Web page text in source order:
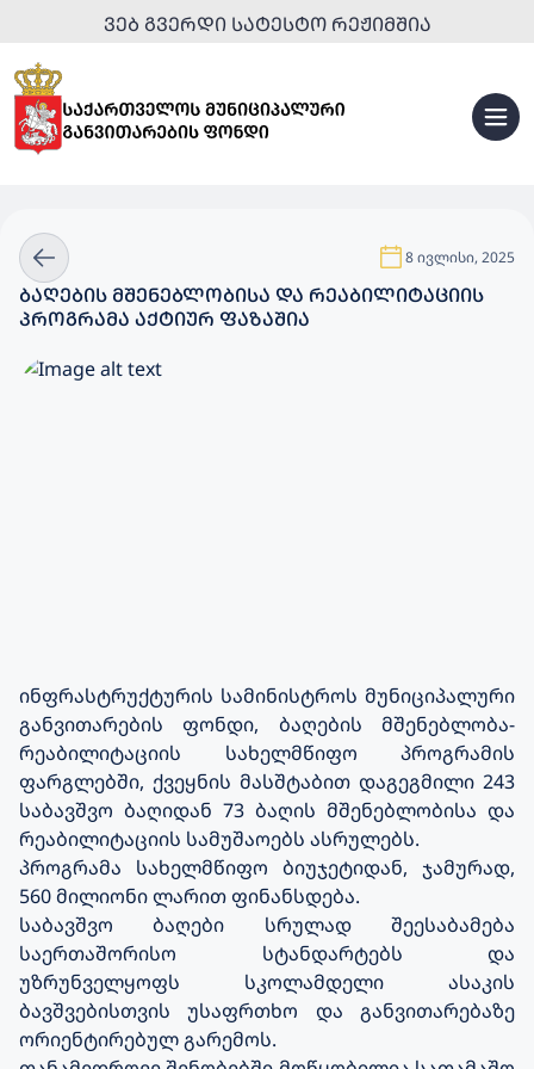
ᲕᲔᲑ ᲒᲕᲔᲠᲓᲘ ᲡᲐᲢᲔᲡᲢᲝ ᲠᲔᲟᲘᲛᲨᲘᲐ
8 ივლისი, 2025
ᲑᲐᲦᲔᲑᲘᲡ ᲛᲨᲔᲜᲔᲑᲚᲝᲑᲘᲡᲐ ᲓᲐ ᲠᲔᲐᲑᲘᲚᲘᲢᲐᲪᲘᲘᲡ
ᲞᲠᲝᲒᲠᲐᲛᲐ ᲐᲥᲢᲘᲣᲠ ᲤᲐᲖᲐᲨᲘᲐ
ინფრასტრუქტურის სამინისტროს მუნიციპალური
განვითარების ფონდი, ბაღების მშენებლობა-
რეაბილიტაციის სახელმწიფო პროგრამის
ფარგლებში, ქვეყნის მასშტაბით დაგეგმილი 243
საბავშვო ბაღიდან 73 ბაღის მშენებლობისა და
რეაბილიტაციის სამუშაოებს ასრულებს.
პროგრამა სახელმწიფო ბიუჯეტიდან, ჯამურად,
560 მილიონი ლარით ფინანსდება.
საბავშვო ბაღები სრულად შეესაბამება
საერთაშორისო სტანდარტებს და
უზრუნველყოფს სკოლამდელი ასაკის
ბავშვებისთვის უსაფრთხო და განვითარებაზე
ორიენტირებულ გარემოს.